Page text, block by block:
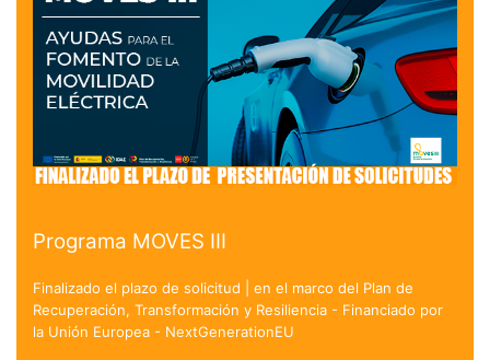
Programa MOVES III
Finalizado el plazo de solicitud | en el marco del Plan de
Recuperación, Transformación y Resiliencia - Financiado por
la Unión Europea - NextGenerationEU